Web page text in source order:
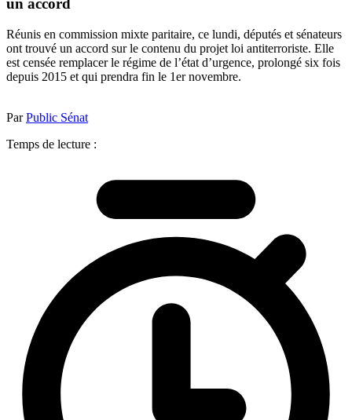
un accord
Réunis en commission mixte paritaire, ce lundi, députés et sénateurs
ont trouvé un accord sur le contenu du projet loi antiterroriste. Elle
est censée remplacer le régime de l’état d’urgence, prolongé six fois
depuis 2015 et qui prendra fin le 1er novembre.
ParPublic Sénat
Temps de lecture :